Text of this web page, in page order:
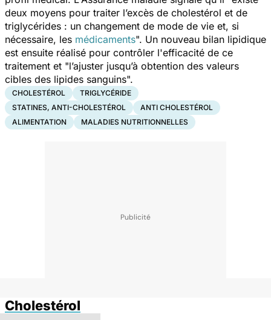
deux moyens pour traiter l’excès de cholestérol et de
triglycérides : un changement de mode de vie et, si
nécessaire, les médicaments". Un nouveau bilan lipidique
est ensuite réalisé pour contrôler l'efficacité de ce
traitement et "l’ajuster jusqu’à obtention des valeurs
cibles des lipides sanguins".
CHOLESTÉROL
TRIGLYCÉRIDE
STATINES, ANTI-CHOLESTÉROL
ANTI CHOLESTÉROL
ALIMENTATION
MALADIES NUTRITIONNELLES
Cholestérol